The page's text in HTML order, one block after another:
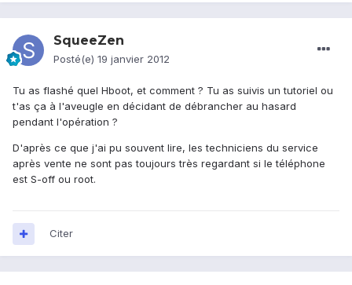
SqueeZen
Posté(e) 19 janvier 2012
Tu as flashé quel Hboot, et comment ? Tu as suivis un tutoriel ou
t'as ça à l'aveugle en décidant de débrancher au hasard
pendant l'opération ?
D'après ce que j'ai pu souvent lire, les techniciens du service
après vente ne sont pas toujours très regardant si le téléphone
est S-off ou root.
Citer